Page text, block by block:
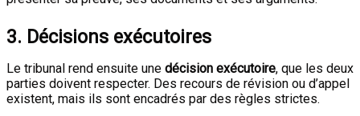
3. Décisions exécutoires
Le tribunal rend ensuite une décision exécutoire, que les deux
parties doivent respecter. Des recours de révision ou d’appel
existent, mais ils sont encadrés par des règles strictes.